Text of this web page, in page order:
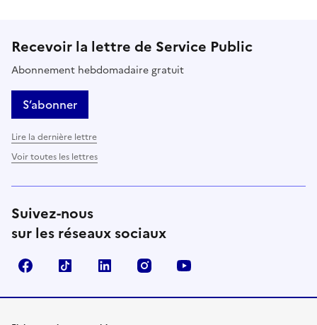
Recevoir la lettre de Service Public
Abonnement hebdomadaire gratuit
S’abonner
Lire la dernière lettre
Voir toutes les lettres
Suivez-nous
sur les réseaux sociaux
FacebookTikTok LinkedIn Instagram